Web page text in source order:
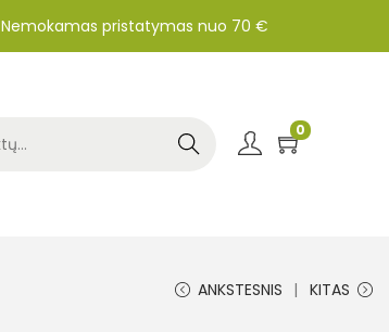
Nemokamas pristatymas nuo 70 €
Search
0
ANKSTESNIS KITAS